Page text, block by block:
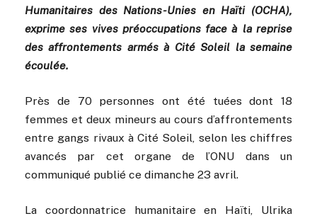
Humanitaires des Nations-Unies en Haïti (OCHA),
exprime ses vives préoccupations face à la reprise
des affrontements armés à Cité Soleil la semaine
écoulée.
Près de 70 personnes ont été tuées dont 18
femmes et deux mineurs au cours d’affrontements
entre gangs rivaux à Cité Soleil, selon les chiffres
avancés par cet organe de l’ONU dans un
communiqué publié ce dimanche 23 avril.
La coordonnatrice humanitaire en Haïti, Ulrika